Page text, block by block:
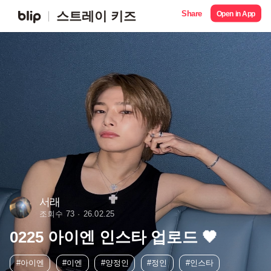
스트레이 키즈 Share Open in App
서래
조회수 73 26.02.25
0225 아이엔 인스타 업로드 🖤
#아이엔 #이엔 #양정인 #정인 #인스타